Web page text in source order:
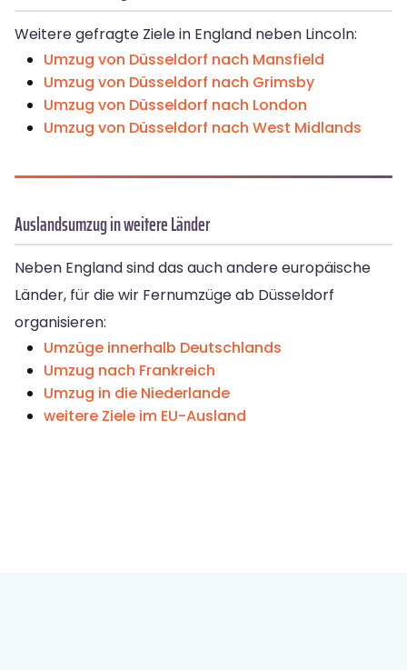
Weitere gefragte Ziele in England neben Lincoln:
Umzug von Düsseldorf nach Mansfield
Umzug von Düsseldorf nach Grimsby
Umzug von Düsseldorf nach London
Umzug von Düsseldorf nach West Midlands
Auslandsumzug in weitere Länder
Neben England sind das auch andere europäische
Länder, für die wir Fernumzüge ab Düsseldorf
organisieren:
Umzüge innerhalb Deutschlands
Umzug nach Frankreich
Umzug in die Niederlande
weitere Ziele im EU-Ausland